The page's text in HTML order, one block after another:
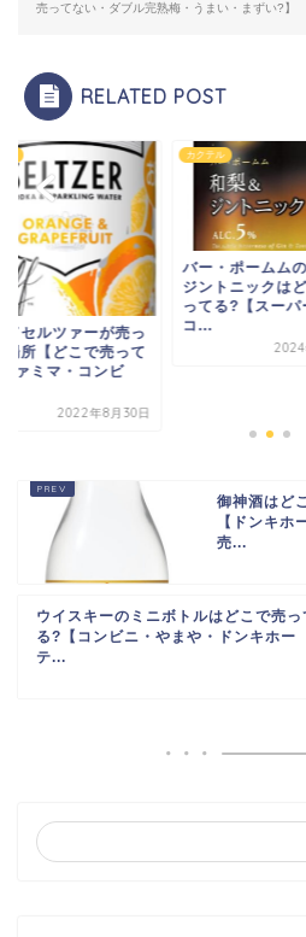
売ってない・ダブル完熟梅・うまい・まずい?】
RELATED POST
ドセルツァーが売っ
場所【どこで売って
ァミマ・コンビ
2022年8月30日
カクテル
バー・ポームム
ジントニックは
ってる?【スーパ
コ...
2024
御神酒はど
【ドンキホ
売...
ウイスキーのミニボトルはどこで売っ
る?【コンビニ・やまや・ドンキホー
テ...